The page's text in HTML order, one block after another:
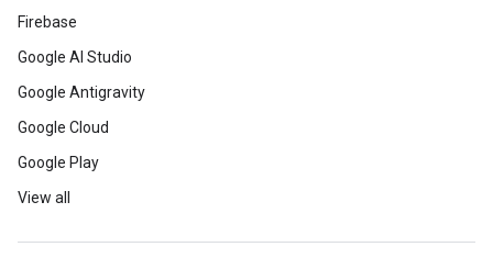
Firebase
Google AI Studio
Google Antigravity
Google Cloud
Google Play
View all